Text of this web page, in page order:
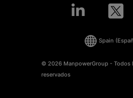
© 2026 ManpowerGroup - Todos
reservados
Spain